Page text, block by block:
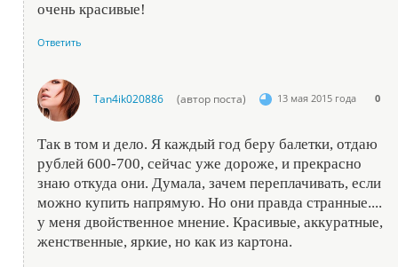
очень красивые!
Ответить
Tan4ik020886 (автор поста) 13 мая 2015 года 0
Так в том и дело. Я каждый год беру балетки, отдаю
рублей 600-700, сейчас уже дороже, и прекрасно
знаю откуда они. Думала, зачем переплачивать, если
можно купить напрямую. Но они правда странные....
у меня двойственное мнение. Красивые, аккуратные,
женственные, яркие, но как из картона.